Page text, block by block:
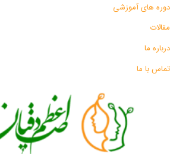
دوره های آموزشی
مقالات
درباره ما
تماس با ما